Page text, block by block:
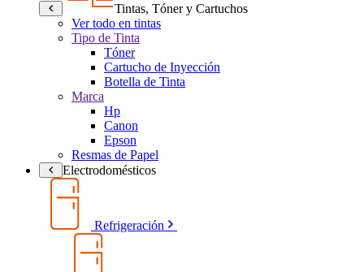
Tintas, Tóner y Cartuchos
Ver todo en tintas
Tipo de Tinta
Tóner
Cartucho de Inyección
Botella de Tinta
Marca
Hp
Canon
Epson
Resmas de Papel
Electrodomésticos
Refrigeración